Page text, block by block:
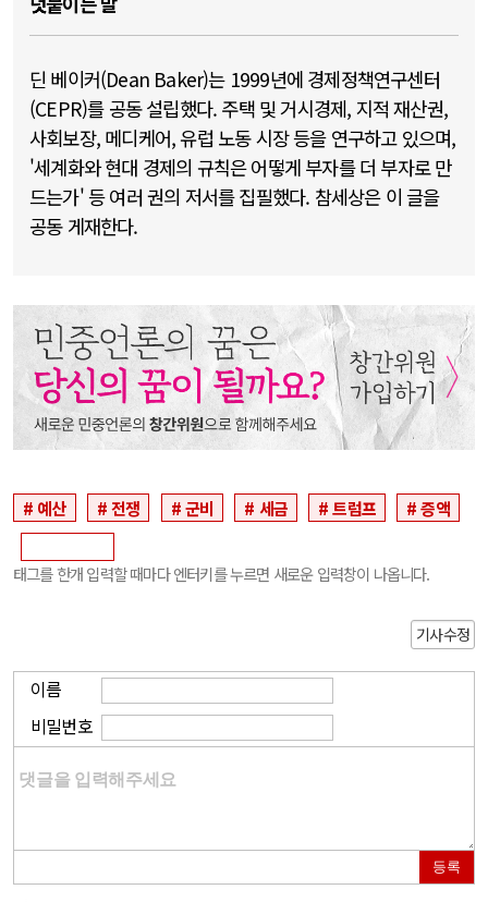
딘 베이커(Dean Baker)는 1999년에 경제정책연구센터
(CEPR)를 공동 설립했다. 주택 및 거시경제, 지적 재산권,
사회보장, 메디케어, 유럽 노동 시장 등을 연구하고 있으며,
'세계화와 현대 경제의 규칙은 어떻게 부자를 더 부자로 만
드는가' 등 여러 권의 저서를 집필했다. 참세상은 이 글을
공동 게재한다.
예산 전쟁 군비 세금 트럼프 증액
태그를 한개 입력할 때마다 엔터키를 누르면 새로운 입력창이 나옵니다.
기사수정
이름
비밀번호
등록